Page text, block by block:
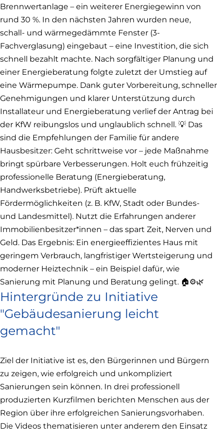
Brennwertanlage – ein weiterer Energiegewinn von
rund 30 %. In den nächsten Jahren wurden neue,
schall- und wärmegedämmte Fenster (3-
Fachverglasung) eingebaut – eine Investition, die sich
schnell bezahlt machte. Nach sorgfältiger Planung und
einer Energieberatung folgte zuletzt der Umstieg auf
eine Wärmepumpe. Dank guter Vorbereitung, schneller
Genehmigungen und klarer Unterstützung durch
Installateur und Energieberatung verlief der Antrag bei
der KfW reibungslos und unglaublich schnell. 💡 Das
sind die Empfehlungen der Familie für andere
Hausbesitzer: Geht schrittweise vor – jede Maßnahme
bringt spürbare Verbesserungen. Holt euch frühzeitig
professionelle Beratung (Energieberatung,
Handwerksbetriebe). Prüft aktuelle
Fördermöglichkeiten (z. B. KfW, Stadt oder Bundes-
und Landesmittel). Nutzt die Erfahrungen anderer
Immobilienbesitzer*innen – das spart Zeit, Nerven und
Geld. Das Ergebnis: Ein energieeffizientes Haus mit
geringem Verbrauch, langfristiger Wertsteigerung und
moderner Heiztechnik – ein Beispiel dafür, wie
Sanierung mit Planung und Beratung gelingt. 🏠⚙️🌿
Hintergründe zu Initiative
"Gebäudesanierung leicht
gemacht"
Ziel der Initiative ist es, den Bürgerinnen und Bürgern
zu zeigen, wie erfolgreich und unkompliziert
Sanierungen sein können. In drei professionell
produzierten Kurzfilmen berichten Menschen aus der
Region über ihre erfolgreichen Sanierungsvorhaben.
Die Videos thematisieren unter anderem den Einsatz